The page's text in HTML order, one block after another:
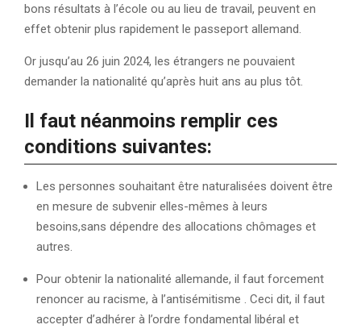
bons résultats à l’école ou au lieu de travail, peuvent en
effet obtenir plus rapidement le passeport allemand.
Or jusqu’au 26 juin 2024, les étrangers ne pouvaient
demander la nationalité qu’après huit ans au plus tôt.
Il faut néanmoins remplir ces
conditions suivantes:
Les personnes souhaitant être naturalisées doivent être
en mesure de subvenir elles-mêmes à leurs
besoins,sans dépendre des allocations chômages et
autres.
Pour obtenir la nationalité allemande, il faut forcement
renoncer au racisme, à l’antisémitisme . Ceci dit, il faut
accepter d’adhérer à l’ordre fondamental libéral et